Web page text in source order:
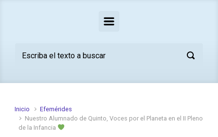
Inicio
Efemérides
Nuestro Alumnado de Quinto, Voces por el Planeta en el II Pleno
de la Infancia